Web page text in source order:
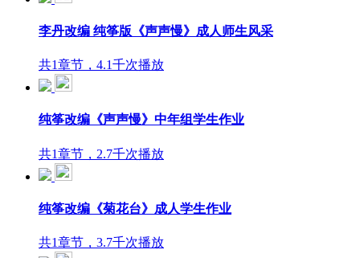
李丹改编 纯筝版《声声慢》成人师生风采
共1章节，4.1千次播放
纯筝改编《声声慢》中年组学生作业
共1章节，2.7千次播放
纯筝改编《菊花台》成人学生作业
共1章节，3.7千次播放